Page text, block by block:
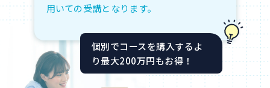
用いての受講となります。
個別でコースを購入するよ
り最大200万円もお得！